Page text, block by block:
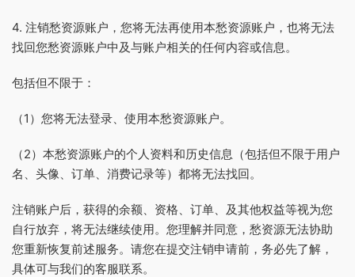
4. 注销愁资源账户，您将无法再使用本愁资源账户，也将无法
找回您愁资源账户中及与账户相关的任何内容或信息。
包括但不限于：
（1）您将无法登录、使用本愁资源账户。
（2）本愁资源账户的个人资料和历史信息（包括但不限于用户
名、头像、订单、消费记录等）都将无法找回。
注销账户后，获得的余额、资格、订单、及其他权益等视为您
自行放弃，将无法继续使用。您理解并同意，愁资源无法协助
您重新恢复前述服务。请您在提交注销申请前，务必先了解，
具体可与我们的客服联系。